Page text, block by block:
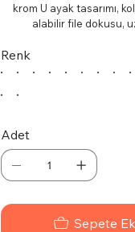
krom U ayak tasarımı,
alabilir file dokusu,
seçimdir. Hem
Renk
Adet
Sepete